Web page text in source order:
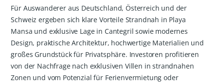
Für Auswanderer aus Deutschland, Österreich und der
Schweiz ergeben sich klare Vorteile Strandnah in Playa
Mansa und exklusive Lage in Cantegril sowie modernes
Design, praktische Architektur, hochwertige Materialien und
großes Grundstück für Privatsphäre. Investoren profitieren
von der Nachfrage nach exklusiven Villen in strandnahen
Zonen und vom Potenzial für Ferienvermietung oder